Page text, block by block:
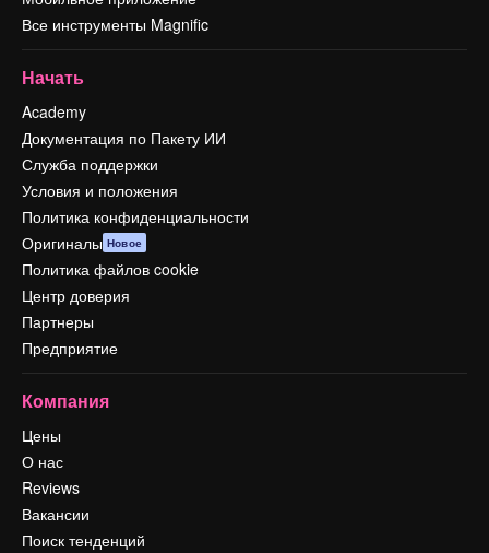
Все инструменты Magnific
Начать
Academy
Документация по Пакету ИИ
Служба поддержки
Условия и положения
Политика конфиденциальности
Оригиналы Новое
Политика файлов cookie
Центр доверия
Партнеры
Предприятие
Компания
Цены
О нас
Reviews
Вакансии
Поиск тенденций